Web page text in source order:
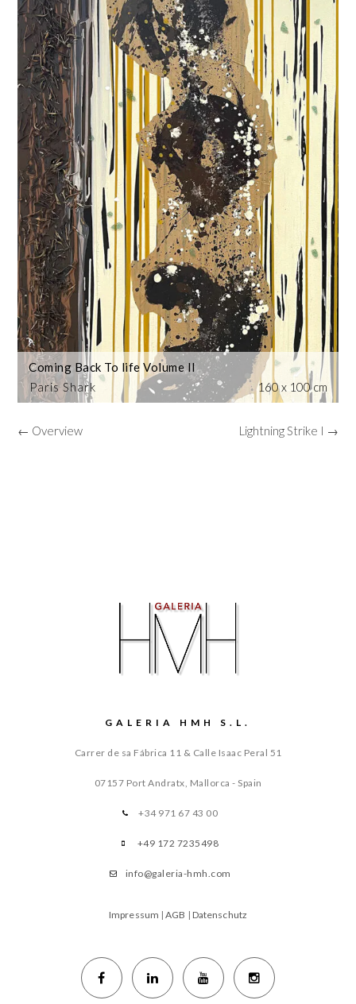
Paris Shark
Coming Back To life Volume II
160 x 100 cm
← Overview Lightning Strike I →
GALERIA HMH S.L.
Carrer de sa Fábrica 11 & Calle Isaac Peral 51
07157 Port Andratx, Mallorca - Spain
+34 971 67 43 00
+49 172 7235498
info@galeria-hmh.com
Impressum |AGB | Datenschutz